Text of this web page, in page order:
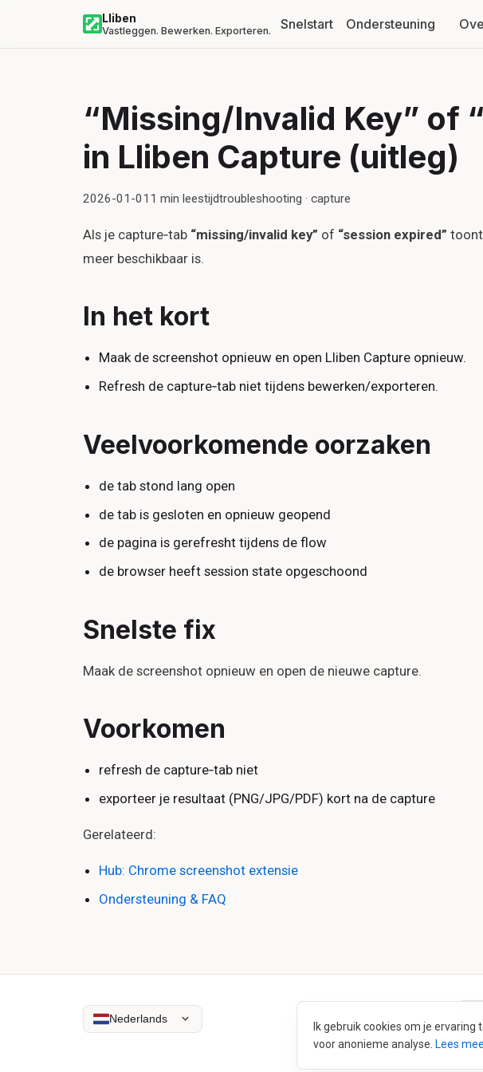
Lliben
Vastleggen. Bewerken. Exporteren. Snelstart Ondersteuning
“Missing/Invalid Key” of
in Lliben Capture (uitleg)
2026-01-01 1 min leestijdtroubleshooting · capture
Als je capture‑tab “missing/invalid key” of “session expired”
meer beschikbaar is.
In het kort
Maak de screenshot opnieuw en open Lliben Capture opnieuw.
Refresh de capture‑tab niet tijdens bewerken/exporteren.
Veelvoorkomende oorzaken
de tab stond lang open
de tab is gesloten en opnieuw geopend
de pagina is gerefresht tijdens de flow
de browser heeft session state opgeschoond
Snelste fix
Maak de screenshot opnieuw en open de nieuwe capture.
Voorkomen
refresh de capture‑tab niet
exporteer je resultaat (PNG/JPG/PDF) kort na de capture
Gerelateerd:
Hub: Chrome screenshot extensie
Ondersteuning & FAQ
Nederlands
Ik gebruik cookies om je ervaring
voor anonieme analyse. Lees